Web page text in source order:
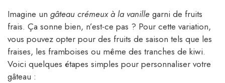
Imagine un gâteau crémeux à la vanille garni de fruits
frais. Ça sonne bien, n’est-ce pas ? Pour cette variation,
vous pouvez opter pour des fruits de saison tels que les
fraises, les framboises ou même des tranches de kiwi.
Voici quelques étapes simples pour personnaliser votre
gâteau :